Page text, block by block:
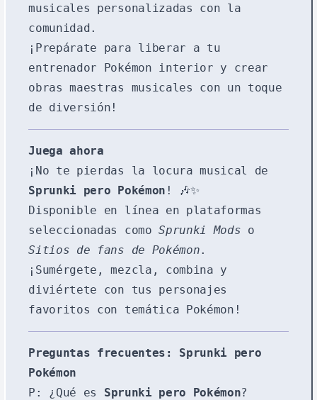
musicales personalizadas con la
comunidad.
¡Prepárate para liberar a tu
entrenador Pokémon interior y crear
obras maestras musicales con un toque
de diversión!
Juega ahora
¡No te pierdas la locura musical de
Sprunki pero Pokémon ! 🎶✨
Disponible en línea en plataformas
seleccionadas comoSprunki Mods o
Sitios de fans de Pokémon.
¡Sumérgete, mezcla, combina y
diviértete con tus personajes
favoritos con temática Pokémon!
Preguntas frecuentes: Sprunki pero
Pokémon
P: ¿Qué es Sprunki pero Pokémon?